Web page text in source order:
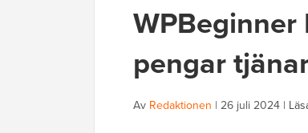
pengar
Av Redaktionen | 26 juli 2024 |